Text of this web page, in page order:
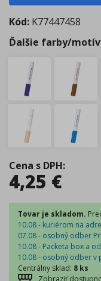
Kód: K77447458
Ďalšie farby/
Cena s DPH:
4,25 €
Tovar je skladom.
10.08 - kuriérom na
07.08 - osobný odber
10.08 - Packeta box a
10.08 - osobný odber v
Centrálny sklad: 8 ks